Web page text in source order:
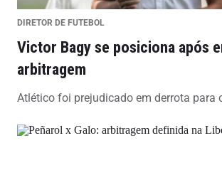
DIRETOR DE FUTEBOL
Victor Bagy se posiciona após
arbitragem
Atlético foi prejudicado em derrota para